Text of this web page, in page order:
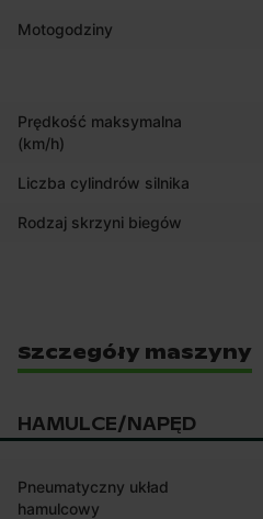
Motogodziny
Prędkość maksymalna
(km/h)
Liczba cylindrów silnika
Rodzaj skrzyni biegów
Szczegóły maszyny
HAMULCE/NAPĘD
Pneumatyczny układ
hamulcowy